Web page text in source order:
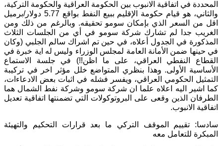
المحددة في اتفاقية الانبوب بين الحكومة العراقية والحكومة التركية،
والثاني، هو قيام حكومة الإقليم ببيع النفط بواقع 5.77 دولار/برميل
اقل من السعر الذي بإمكان سومو تحقيقه. وبالرغم من ذلك ومن
الغريب جدا لم تشارك شركة سومو في أي من الجلسات الثلاث
المذكورة في الجدول أعلاه، في حين تم اشراك سالم الجلبي (وكان
في حينها ضمن الأمانة العامة لمجلس الوزراء وليس له اية خبرة في
القطاع النفطي العراقي، على ما اظن!!) في جلسة الاستماع
الأساسية الأولى. وهذا بنظري المتواضع خلل مؤثر اخر في تركيبة
التمثيل الحكومي العراقي، ويفسر فشله في اثبات بعض الادعاءات،
كما اشير اليه اعلاه علما ان شركة سومو وشركة نفط الشمال هما
الطرفان الذين وقعى على البروتوكولات التي تضمنتها اتفاقية تعديل
اتفاقية الانبوب.
سادسا: تقييم الموقف التركي ما بعد قرارات التحكيم والتهيئة
المبكرة للتعامل معه